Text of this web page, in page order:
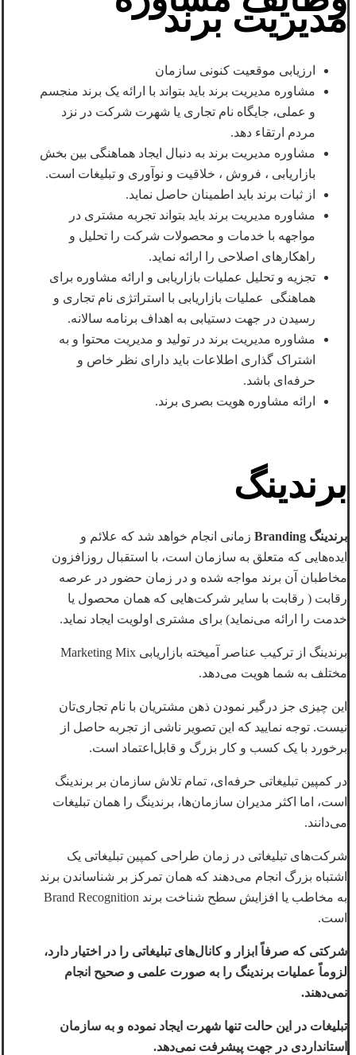
مدیریت برند
ارزیابی موقعیت کنونی سازمان
مشاوره مدیریت برند باید بتواند با ارائه یک برند منجسم
و عملی، جایگاه نام تجاری یا شهرت شرکت در نزد
مردم ارتقاء دهد.
مشاوره مدیریت برند به دنبال ایجاد هماهنگی بین بخش
بازاریابی ، فروش ، خلاقیت و نوآوری و تبلیغات است.
از ثبات برند باید اطمینان حاصل نماید.
مشاوره مدیریت برند باید بتواند تجربه مشتری در
مواجهه با خدمات و محصولات شرکت را تحلیل و
راهکارهای اصلاحی را ارائه نماید.
تجزیه و تحلیل عملیات بازاریابی و ارائه مشاوره برای
هماهنگی عملیات بازاریابی با استراتژی نام تجاری و
رسیدن در جهت دستیابی به اهداف برنامه سالانه.
مشاوره مدیریت برند در تولید و مدیریت محتوا و به
اشتراک گذاری اطلاعات باید دارای نظر خاص و
حرفه‌ای باشد.
ارائه مشاوره هویت بصری برند.
برندینگ
برندینگ Branding
زمانی انجام خواهد شد که علائم و
ایده‌هایی که متعلق به سازمان است، با استقبال روزافزون
مخاطبان آن برند مواجه شده و در زمان حضور در عرصه
رقابت ( رقابت با سایر شرکت‌هایی که همان محصول یا
خدمت را ارائه می‌نماید) برای مشتری اولویت ایجاد نماید.
برندینگ از ترکیب عناصر آمیخته بازاریابی Marketing Mix
مختلف به شما هویت می‌دهد.
این چیزی جز درگیر نمودن ذهن مشتریان با نام تجاری‌تان
نیست. توجه نمایید که این تصویر ناشی از تجربه حاصل از
برخورد با یک کسب و کار بزرگ و قابل‌اعتماد است.
در کمپین تبلیغاتی حرفه‌ای، تمام تلاش سازمان بر برندینگ
است، اما اکثر مدیران سازمان‌ها، برندینگ را همان تبلیغات
می‌دانند.
شرکت‌های تبلیغاتی در زمان طراحی کمپین تبلیغاتی یک
اشتباه بزرگ انجام می‌دهند که همان تمرکز بر شناساندن برند
به مخاطب یا افزایش سطح شناخت برند Brand Recognition
است.
شرکتی که صرفاً ابزار و کانال‌های تبلیغاتی را در اختیار دارد،
لزوماً عملیات برندینگ را به صورت علمی و صحیح انجام
نمی‌دهند.
تبلیغات در این حالت تنها شهرت ایجاد نموده و به سازمان
استانداردی در جهت پیشرفت نمی‌دهد.